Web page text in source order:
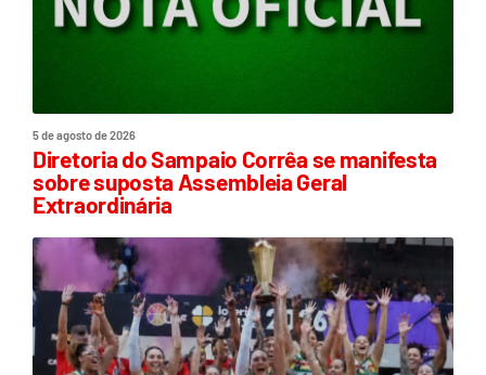
5 de agosto de 2026
Diretoria do Sampaio Corrêa se manifesta
sobre suposta Assembleia Geral
Extraordinária